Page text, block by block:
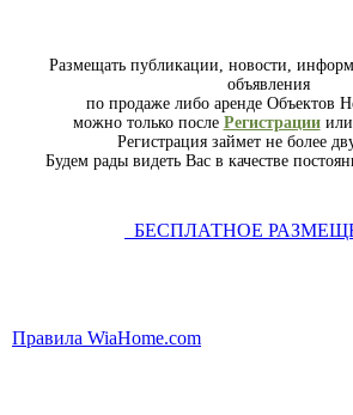
Размещать публикации, новости,
объявления
по продаже либо аренде Объектов
можно только после Регистрацииили
Регистрация займет не более
Будем рады видеть Вас в качестве
БЕСПЛАТНОЕ
Правила WiaHome.com